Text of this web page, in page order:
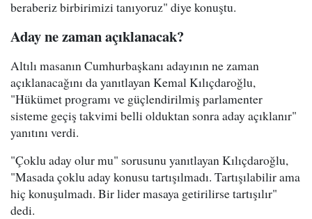
beraberiz birbirimizi tanıyoruz" diye konuştu.
Aday ne zaman açıklanacak?
Altılı masanın Cumhurbaşkanı adayının ne zaman
açıklanacağını da yanıtlayan Kemal Kılıçdaroğlu,
"Hükümet programı ve güçlendirilmiş parlamenter
sisteme geçiş takvimi belli olduktan sonra aday açıklanır"
yanıtını verdi.
"Çoklu aday olur mu" sorusunu yanıtlayan Kılıçdaroğlu,
"Masada çoklu aday konusu tartışılmadı. Tartışılabilir ama
hiç konuşulmadı. Bir lider masaya getirilirse tartışılır"
dedi.